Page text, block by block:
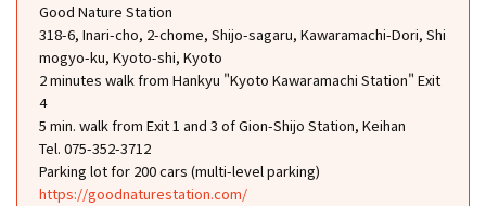
Good Nature Station
318-6, Inari-cho, 2-chome, Shijo-sagaru, Kawaramachi-Dori, Shi
mogyo-ku, Kyoto-shi, Kyoto
2 minutes walk from Hankyu "Kyoto Kawaramachi Station" Exit
4
5 min. walk from Exit 1 and 3 of Gion-Shijo Station, Keihan
Tel. 075-352-3712
Parking lot for 200 cars (multi-level parking)
https://goodnaturestation.com/